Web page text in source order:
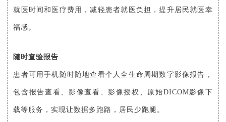
就医时间和医疗费用，减轻患者就医负担，提升居民就医幸
福感。
随时查验报告
患者可用手机随时随地查看个人全生命周期数字影像报告，
包含报告查看、影像查看、影像授权、原始DICOM影像下
载等服务，实现让数据多跑路，居民少跑腿。